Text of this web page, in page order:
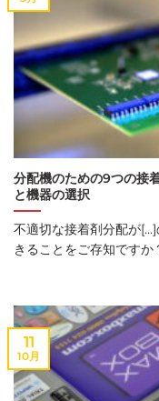
分配機のための9つの接
と機器の選択
不適切な接着剤分配が
きることをご存知ですか
11
10月